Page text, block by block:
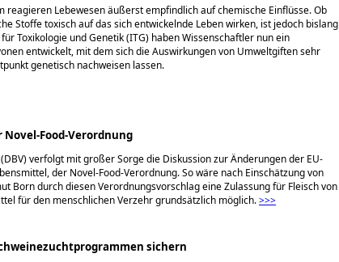
reagieren Lebewesen äußerst empfindlich auf chemische Einflüsse. Ob
Stoffe toxisch auf das sich entwickelnde Leben wirken, ist jedoch bislang
Toxikologie und Genetik (ITG) haben Wissenschaftler nun ein
entwickelt, mit dem sich die Auswirkungen von Umweltgiften sehr
genetisch nachweisen lassen.
Food-Verordnung
verfolgt mit großer Sorge die Diskussion zur Änderungen der EU-
der Novel-Food-Verordnung. So wäre nach Einschätzung von
Born durch diesen Ver­ordnungsvorschlag eine Zulassung für Fleisch von
für den menschlichen Verzehr grundsätzlich möglich.>>>
sichern